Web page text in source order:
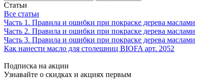
Статьи
Все статьи
Часть 1. Правила и ошибки при покраске дерева маслами
Часть 2. Правила и ошибки при покраске дерева маслами
Часть 3. Правила и ошибки при покраске дерева маслами
Как нанести масло для столешниц BIOFA арт. 2052
Подписка на акции
Узнавайте о скидках и акциях первым